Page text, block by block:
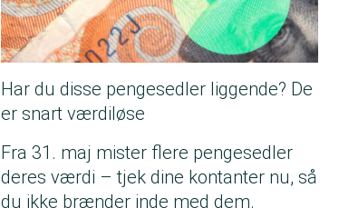
Har du disse pengesedler liggende? De
er snart værdiløse
Fra 31. maj mister flere pengesedler
deres værdi – tjek dine kontanter nu, så
du ikke brænder inde med dem.